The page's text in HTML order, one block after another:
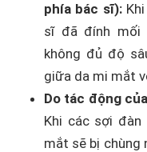
phía bác sĩ):Khi
sĩ đã đính mối
không đủ độ
giữa da mi mắt
Do tác động
Khi các sợi
mắt sẽ bị chùng